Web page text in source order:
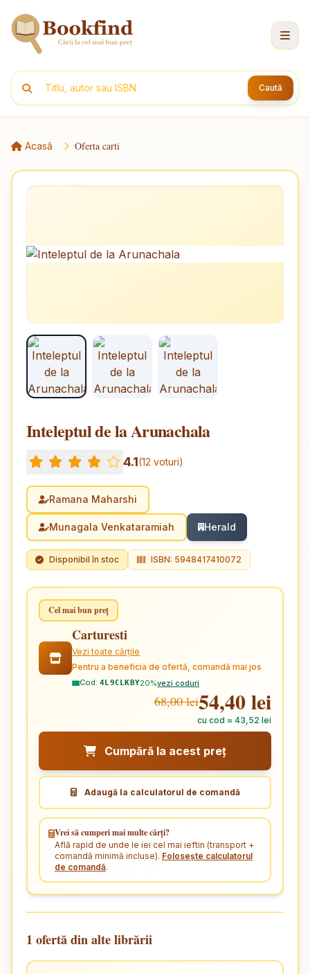
Caută
Acasă Oferta carti
Inteleptul de la Arunachala
4.1(12 voturi)
Ramana Maharshi
Munagala Venkataramiah Herald
Disponibil în stoc ISBN: 5948417410072
Cel mai bun preț
Carturesti
Vezi toate cărțile
Pentru a beneficia de ofertă, comandă mai jos
Cod: 4L9CLKBY20%vezi coduri
68,00 lei54,40 lei
cu cod ≈ 43,52 lei
Cumpără la acest preț
Adaugă la calculatorul de comandă
Vrei să cumperi mai multe cărți?
Află rapid de unde le iei cel mai ieftin (transport +
comandă minimă incluse). Folosește calculatorul
de comandă.
1 ofertă din alte librării